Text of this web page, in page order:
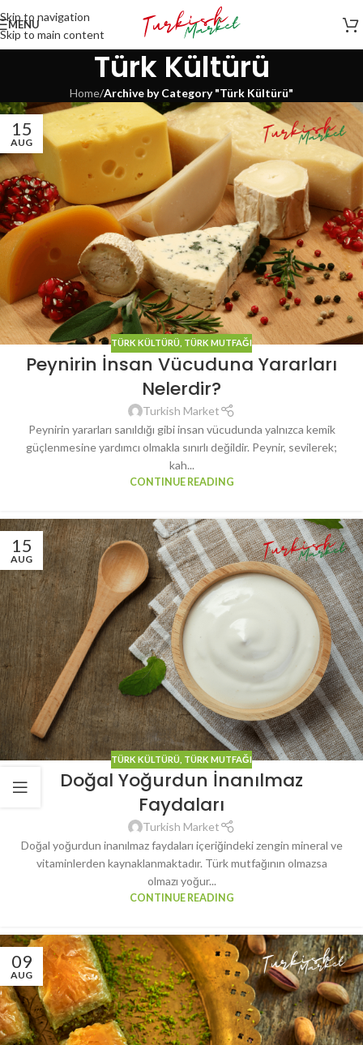
Skip to navigation
Skip to main content
MENU
Türk Kültürü
Home/Archive by Category "Türk Kültürü"
15
AUG
TÜRK KÜLTÜRÜ TÜRK MUTFAĞI
Peynirin İnsan Vücuduna Yararları
Nelerdir?
Turkish Market
Peynirin yararları sanıldığı gibi insan vücudunda yalnızca kemik
güçlenmesine yardımcı olmakla sınırlı değildir. Peynir, sevilerek;
kah...
CONTINUE READING
15
AUG
TÜRK KÜLTÜRÜ TÜRK MUTFAĞI
Doğal Yoğurdun İnanılmaz
Faydaları
Turkish Market
Doğal yoğurdun inanılmaz faydaları içeriğindeki zengin mineral ve
vitaminlerden kaynaklanmaktadır. Türk mutfağının olmazsa
olmazı yoğur...
CONTINUE READING
09
AUG